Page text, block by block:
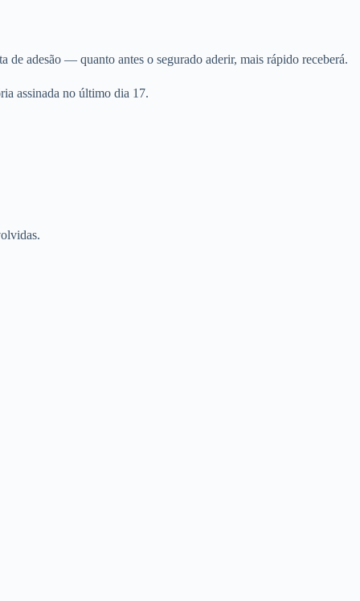
de adesão — quanto antes o segurado aderir, mais rápido receberá.
assinada no último dia 17.